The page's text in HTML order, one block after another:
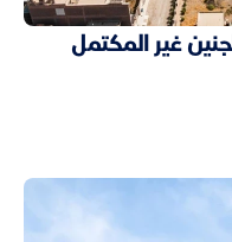
غير المكتمل